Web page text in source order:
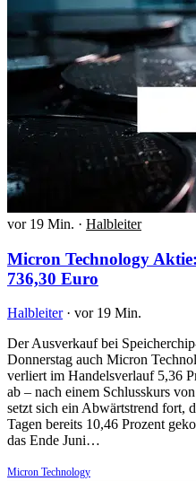
vor 19 Min. · Halbleiter
Micron Technology
736,30 Euro
Halbleiter · vor 19 Min.
Der Ausverkauf bei
Donnerstag auch Micron
verliert im Handelsverlauf 5,36
ab – nach einem Schlusskurs
setzt sich ein Abwärtstrend fort,
Tagen bereits 10,46 Prozent
das Ende Juni…
Micron Technology